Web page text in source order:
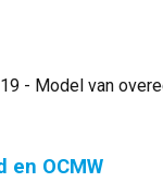
- Model van
en OCMW